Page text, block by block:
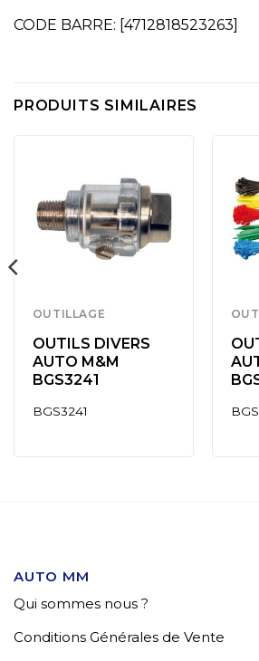
CODE BARRE: [4712818523263]
PRODUITS SIMILAIRES
OUTILLAGE
OUTILS DIVERS
AUTO M&M
BGS3241
BGS3241
AUTO MM
Qui sommes nous ?
Conditions Générales de Vente